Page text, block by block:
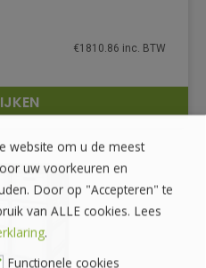
DETAILS
€1810.86 inc. BTW
website om u de meest
uw voorkeuren en
Door op "Accepteren" te
van ALLE cookies. Lees
.